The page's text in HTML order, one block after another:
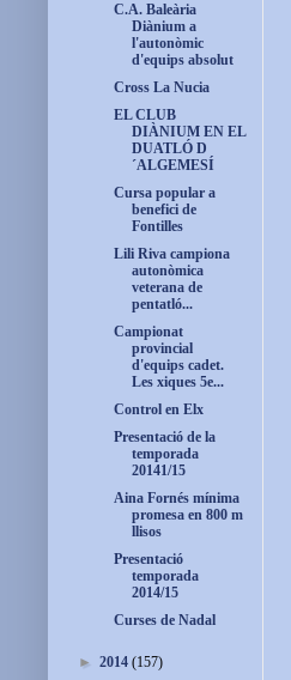
C.A. Baleària
Diànium a
l'autonòmic
d'equips absolut
Cross La Nucia
EL CLUB
DIÀNIUM EN EL
DUATLÓ D
´ALGEMESÍ
Cursa popular a
benefici de
Fontilles
Lili Riva campiona
autonòmica
veterana de
pentatló...
Campionat
provincial
d'equips cadet.
Les xiques 5e...
Control en Elx
Presentació de la
temporada
20141/15
Aina Fornés mínima
promesa en 800 m
llisos
Presentació
temporada
2014/15
Curses de Nadal
► 2014 (157)